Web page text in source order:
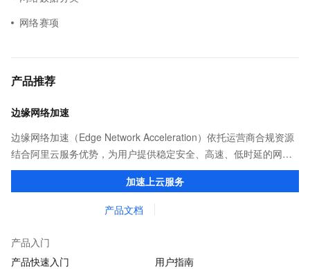
网络赛项
产品推荐
边缘网络加速
边缘网络加速（Edge Network Acceleration）依托运营商合规资源
结合阿里云服务优势，为用户提供稳定安全、高速、低时延的网络
传输，解决客户不同站点的连接、组网、数据安全传输、业务质量
加速上云服务
产品文档
产品入门
产品快速入门
用户指南